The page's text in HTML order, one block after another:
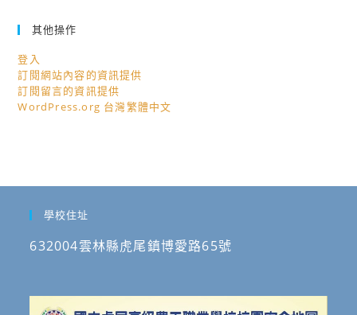
其他操作
登入
訂閱網站內容的資訊提供
訂閱留言的資訊提供
WordPress.org 台灣繁體中文
學校住址
632004雲林縣虎尾鎮博愛路65號